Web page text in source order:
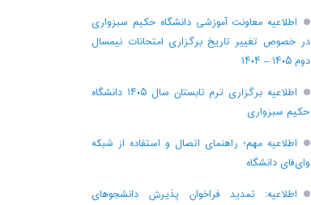
اطلاعیه معاونت آموزشی دانشگاه حکیم سبزواری
در خصوص تغییر تاریخ برگزاری امتحانات نیمسال
دوم ۱۴۰۵ – ۱۴۰۴
اطلاعیه برگزاری ترم تابستان سال ۱۴۰۵ دانشگاه
حکیم سبزواری
اطلاعیه مهم؛ راهنمای اتصال و استفاده از شبکه
وای‌فای دانشگاه
اطلاعیه: تمدید فراخوان پذیرش دانشجو‌های